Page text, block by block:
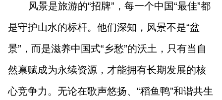
教育 法治 三农
风景是旅游的“招牌”，每一个中国“最佳”都
是守护山水的标杆。他们深知，风景不是“盆
景”，而是滋养中国式“乡愁”的沃土，只有当自
然禀赋成为永续资源，才能拥有长期发展的核
心竞争力。无论在歌声悠扬、“稻鱼鸭”和谐共生